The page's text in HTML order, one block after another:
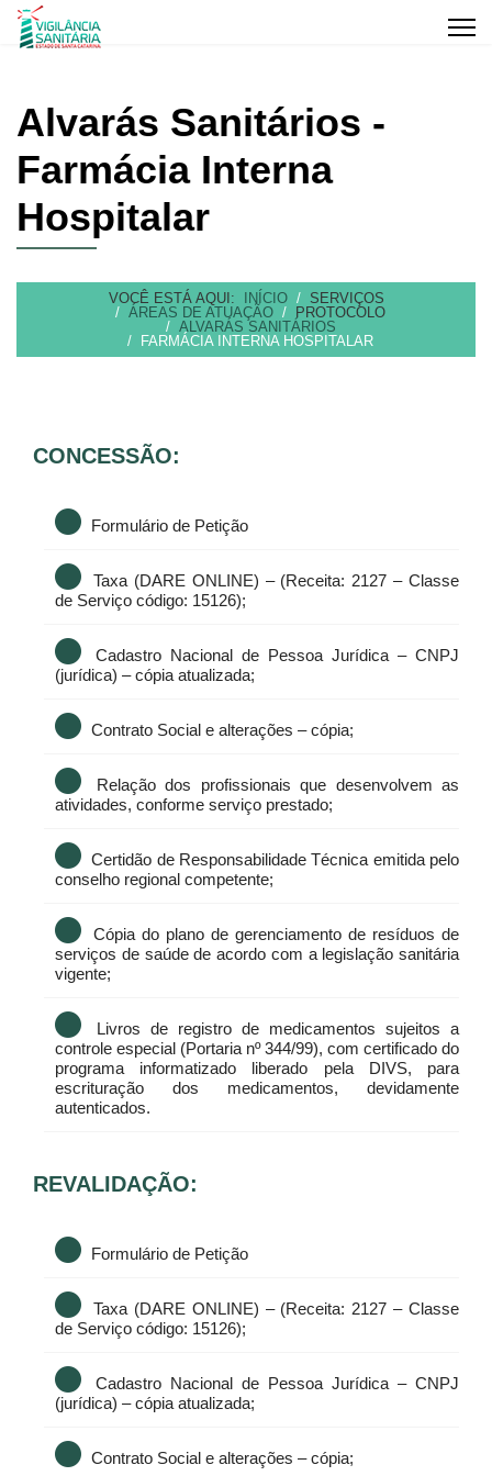
Alvarás Sanitários -
Farmácia Interna
Hospitalar
VOCÊ ESTÁ AQUI: INÍCIO
SERVIÇOS
ÁREAS DE ATUAÇÃO
PROTOCOLO
ALVARÁS SANITÁRIOS
FARMÁCIA INTERNA HOSPITALAR
CONCESSÃO:
Formulário de Petição
Taxa (DARE ONLINE) – (Receita: 2127 – Classe
de Serviço código: 15126);
Cadastro Nacional de Pessoa Jurídica – CNPJ
(jurídica) – cópia atualizada;
Contrato Social e alterações – cópia;
Relação dos profissionais que desenvolvem as
atividades, conforme serviço prestado;
Certidão de Responsabilidade Técnica emitida pelo
conselho regional competente;
Cópia do plano de gerenciamento de resíduos de
serviços de saúde de acordo com a legislação sanitária
vigente;
Livros de registro de medicamentos sujeitos a
controle especial (Portaria nº 344/99), com certificado do
programa informatizado liberado pela DIVS, para
escrituração dos medicamentos, devidamente
autenticados.
REVALIDAÇÃO:
Formulário de Petição
Taxa (DARE ONLINE) – (Receita: 2127 – Classe
de Serviço código: 15126);
Cadastro Nacional de Pessoa Jurídica – CNPJ
(jurídica) – cópia atualizada;
Contrato Social e alterações – cópia;